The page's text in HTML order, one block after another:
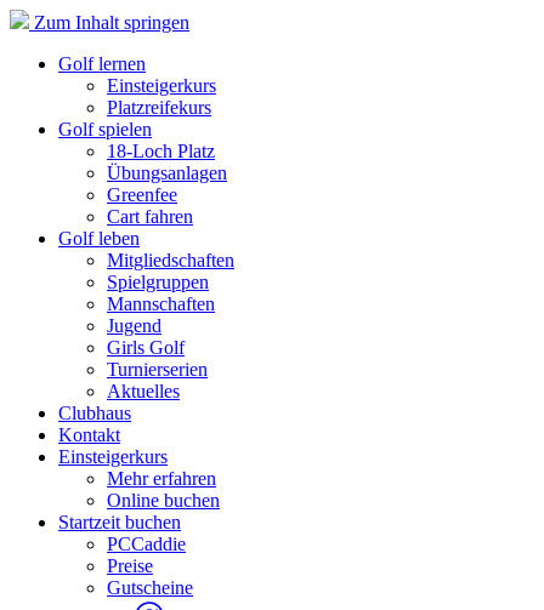
Zum Inhalt springen
Golf lernen
Einsteigerkurs
Platzreifekurs
Golf spielen
18-Loch Platz
Übungsanlagen
Greenfee
Cart fahren
Golf leben
Mitgliedschaften
Spielgruppen
Mannschaften
Jugend
Girls Golf
Turnierserien
Aktuelles
Clubhaus
Kontakt
Einsteigerkurs
Mehr erfahren
Online buchen
Startzeit buchen
PCCaddie
Preise
Gutscheine